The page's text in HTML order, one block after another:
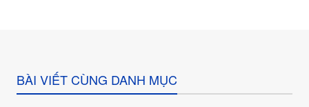
BÀI VIẾT CÙNG DANH MỤC